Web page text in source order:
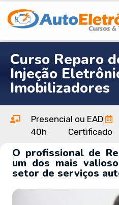
Curso Reparo
Injeção
Imobilizadores
Presencial ou EAD
40h
Certificado
O profissional de
um dos mais
setor de serviços